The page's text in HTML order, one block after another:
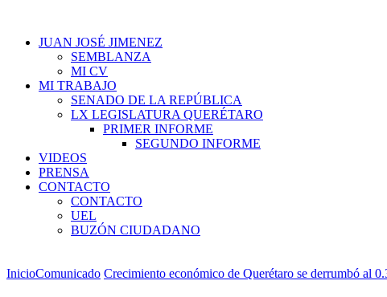
JUAN JOSÉ JIMENEZ
SEMBLANZA
MI CV
MI TRABAJO
SENADO DE LA REPÚBLICA
LX LEGISLATURA QUERÉTARO
PRIMER INFORME
SEGUNDO INFORME
VIDEOS
PRENSA
CONTACTO
CONTACTO
UEL
BUZÓN CIUDADANO
InicioComunicado Crecimiento económico de Querétaro se derrumbó al